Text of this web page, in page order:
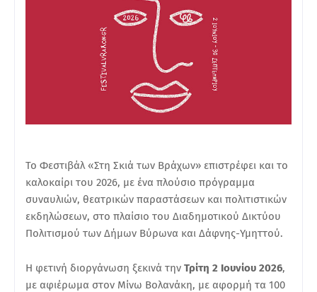
Το Φεστιβάλ «Στη Σκιά των Βράχων» επιστρέφει και το
καλοκαίρι του 2026, με ένα πλούσιο πρόγραμμα
συναυλιών, θεατρικών παραστάσεων και πολιτιστικών
εκδηλώσεων, στο πλαίσιο του Διαδημοτικού Δικτύου
Πολιτισμού των Δήμων Βύρωνα και Δάφνης-Υμηττού.
Η φετινή διοργάνωση ξεκινά την Τρίτη 2 Ιουνίου 2026,
με αφιέρωμα στον Μίνω Βολανάκη, με αφορμή τα 100